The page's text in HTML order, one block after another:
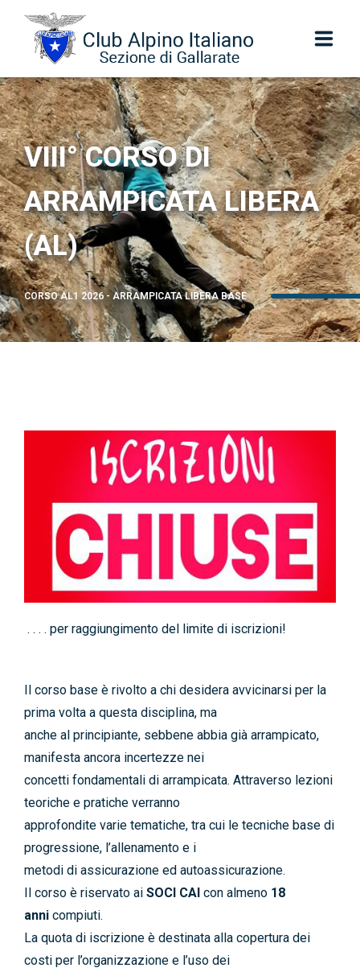
Sezione
Centenario
Scuola di alpinismo Colibrì
Escursionismo
Scuola SIEL
Speleologia e Torrentismo
Alpinismo Giovanile
VIII° CORSO DI
ARRAMPICATA LIBERA
(AL)
CORSO AL1 2026 - ARRAMPICATA LIBERA BASE
. . . . per raggiungimento del limite di iscrizioni!
Il corso base è rivolto a chi desidera avvicinarsi per la
prima volta a questa disciplina, ma
anche al principiante, sebbene abbia già arrampicato,
manifesta ancora incertezze nei
concetti fondamentali di arrampicata. Attraverso lezioni
teoriche e pratiche verranno
approfondite varie tematiche, tra cui le tecniche base di
progressione, l’allenamento e i
metodi di assicurazione ed autoassicurazione.
Il corso è riservato ai SOCI CAI con almeno 18
anni compiuti.
La quota di iscrizione è destinata alla copertura dei
costi per l’organizzazione e l’uso dei